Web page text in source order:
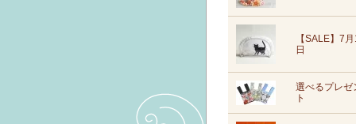
【SALE】7月
日
選べるプレゼ
ト